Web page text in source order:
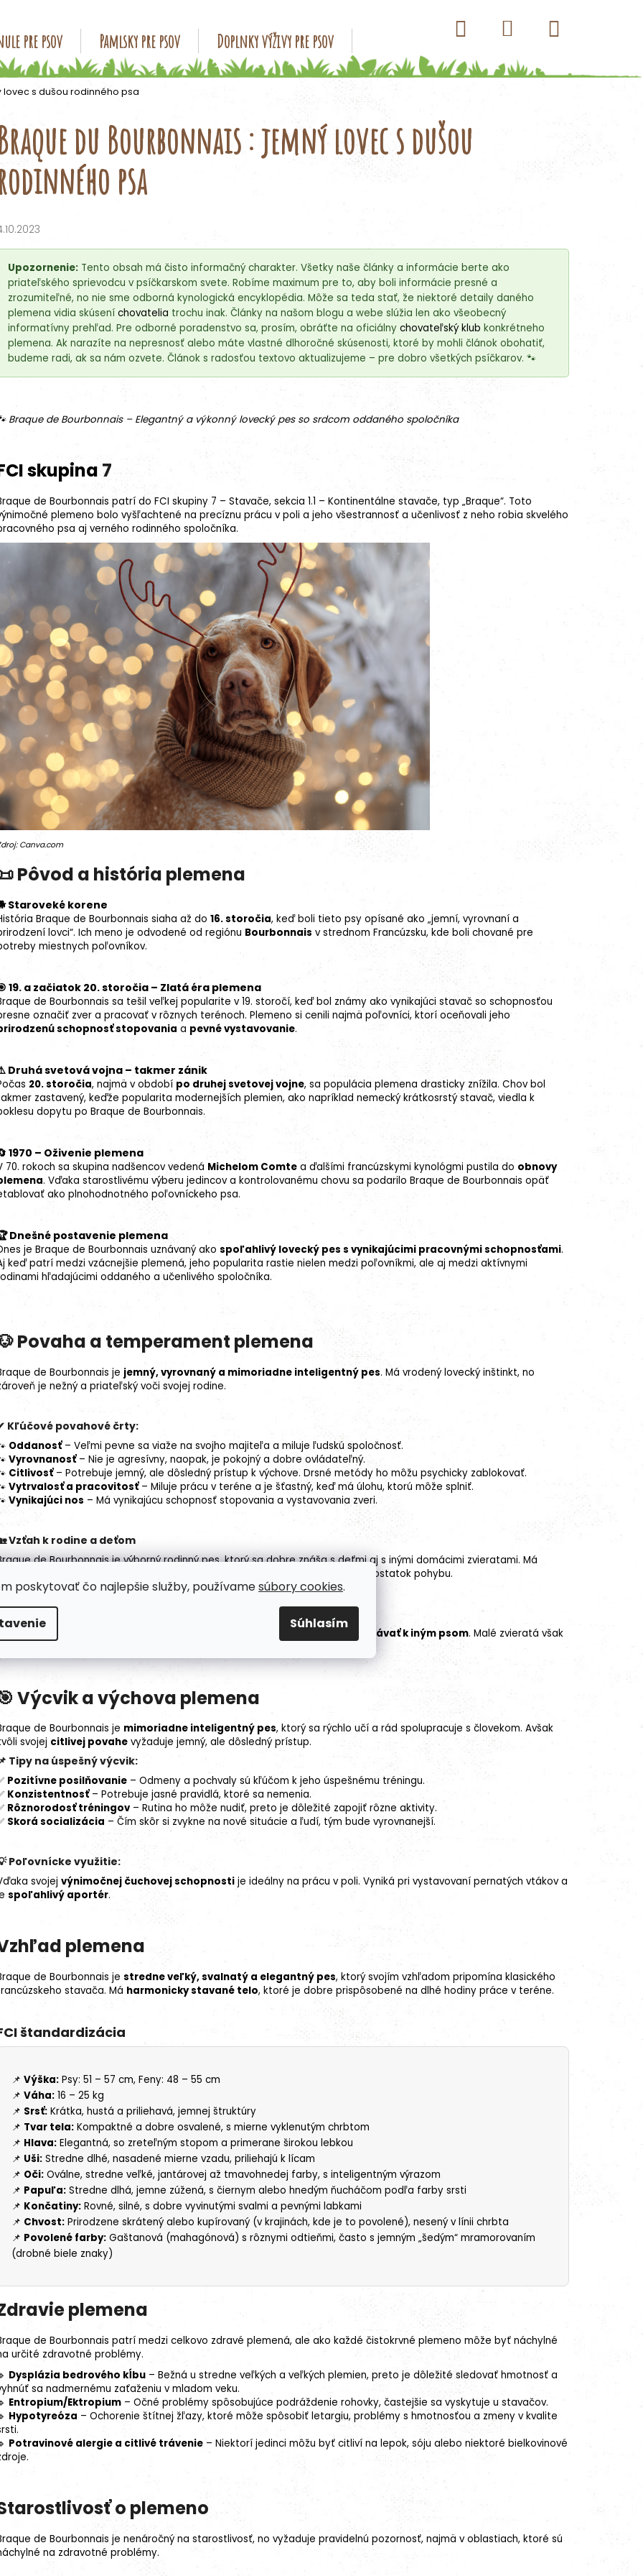
poskytovať čo najlepšie služby, používamesúbory cookies.
Súhlasím
pre psov Pamlsky pre psov Doplnky výživy pre psov Konzervy pre psov Kapsičky pre psov
Hľadať Prihlásenie
košík
lovec s dušou rodinného psa
18kg (2x9kg)
du Bourbonnais : jemný lovec s dušou
psa
Upozornenie: Tento obsah má čisto informačný charakter. Všetky naše články a informácie berte ako
priateľského sprievodcu v psíčkarskom svete. Robíme maximum pre to, aby boli informácie presné a
zrozumiteľné, no nie sme odborná kynologická encyklopédia. Môže sa teda stať, že niektoré detaily daného
plemena vidia skúsení chovatelia trochu inak. Články na našom blogu a webe slúžia len ako všeobecný
informatívny prehľad. Pre odborné poradenstvo sa, prosím, obráťte na oficiálny chovateľský klub konkrétneho
plemena. Ak narazíte na nepresnosť alebo máte vlastné dlhoročné skúsenosti, ktoré by mohli článok obohatiť,
budeme radi, ak sa nám ozvete. Článok s radosťou textovo aktualizujeme – pre dobro všetkých psíčkarov. 🐾
Braque de Bourbonnais – Elegantný a výkonný lovecký pes so srdcom oddaného spoločníka
skupina 7
de Bourbonnais patrí do FCI skupiny 7 – Stavače, sekcia 1.1 – Kontinentálne stavače, typ „Braque“. Toto
plemeno bolo vyšľachtené na precíznu prácu v poli a jeho všestrannosť a učenlivosť z neho robia skvelého
psa aj verného rodinného spoločníka.
Canva.com
Pôvod a história plemena
Staroveké korene
Braque de Bourbonnais siaha až do 16. storočia, keď boli tieto psy opísané ako „jemní, vyrovnaní a
lovci“. Ich meno je odvodené od regiónu Bourbonnais v strednom Francúzsku, kde boli chované pre
miestnych poľovníkov.
19. a začiatok 20. storočia – Zlatá éra plemena
de Bourbonnais sa tešil veľkej popularite v 19. storočí, keď bol známy ako vynikajúci stavač so schopnosťou
označiť zver a pracovať v rôznych terénoch. Plemeno si cenili najmä poľovníci, ktorí oceňovali jeho
schopnosť stopovania a pevné vystavovanie.
Druhá svetová vojna – takmer zánik
20. storočia, najmä v období po druhej svetovej vojne, sa populácia plemena drasticky znížila. Chov bol
zastavený, keďže popularita modernejších plemien, ako napríklad nemecký krátkosrstý stavač, viedla k
dopytu po Braque de Bourbonnais.
1970 – Oživenie plemena
70. rokoch sa skupina nadšencov vedená Michelom Comte a ďalšími francúzskymi kynológmi pustila do obnovy
. Vďaka starostlivému výberu jedincov a kontrolovanému chovu sa podarilo Braque de Bourbonnais opäť
ako plnohodnotného poľovníckeho psa.
Dnešné postavenie plemena
je Braque de Bourbonnais uznávaný ako spoľahlivý lovecký pes s vynikajúcimi pracovnými schopnosťami.
keď patrí medzi vzácnejšie plemená, jeho popularita rastie nielen medzi poľovníkmi, ale aj medzi aktívnymi
hľadajúcimi oddaného a učenlivého spoločníka.
Povaha a temperament plemena
de Bourbonnais je jemný, vyrovnaný a mimoriadne inteligentný pes. Má vrodený lovecký inštinkt, no
je nežný a priateľský voči svojej rodine.
Kľúčové povahové črty:
Oddanosť– Veľmi pevne sa viaže na svojho majiteľa a miluje ľudskú spoločnosť.
Vyrovnanosť– Nie je agresívny, naopak, je pokojný a dobre ovládateľný.
Citlivosť– Potrebuje jemný, ale dôsledný prístup k výchove. Drsné metódy ho môžu psychicky zablokovať.
Vytrvalosť a pracovitosť– Miluje prácu v teréne a je šťastný, keď má úlohu, ktorú môže splniť.
Vynikajúci nos – Má vynikajúcu schopnosť stopovania a vystavovania zveri.
Vzťah k rodine a deťom
de Bourbonnais je výborný rodinný pes, ktorý sa dobre znáša s deťmi aj s inými domácimi zvieratami. Má
a dokáže sa skvele prispôsobiť rodinnému životu, pokiaľ má dostatok pohybu.
Vzťah k iným psom a zvieratám
priateľsky správať k iným psom. Malé zvieratá však
Výcvik a výchova plemena
de Bourbonnais je mimoriadne inteligentný pes, ktorý sa rýchlo učí a rád spolupracuje s človekom. Avšak
svojej citlivej povahe vyžaduje jemný, ale dôsledný prístup.
Tipy na úspešný výcvik:
Pozitívne posilňovanie – Odmeny a pochvaly sú kľúčom k jeho úspešnému tréningu.
Konzistentnosť– Potrebuje jasné pravidlá, ktoré sa nemenia.
Rôznorodosť tréningov – Rutina ho môže nudiť, preto je dôležité zapojiť rôzne aktivity.
Skorá socializácia – Čím skôr si zvykne na nové situácie a ľudí, tým bude vyrovnanejší.
Poľovnícke využitie:
svojej výnimočnej čuchovej schopnosti je ideálny na prácu v poli. Vyniká pri vystavovaní pernatých vtákov a
spoľahlivý aportér.
plemena
de Bourbonnais je stredne veľký, svalnatý a elegantný pes, ktorý svojím vzhľadom pripomína klasického
stavača. Má harmonicky stavané telo, ktoré je dobre prispôsobené na dlhé hodiny práce v teréne.
štandardizácia
📌 Výška: Psy: 51 – 57 cm, Feny: 48 – 55 cm
📌 Váha: 16 – 25 kg
📌 Srsť: Krátka, hustá a priliehavá, jemnej štruktúry
📌 Tvar tela: Kompaktné a dobre osvalené, s mierne vyklenutým chrbtom
📌 Hlava: Elegantná, so zreteľným stopom a primerane širokou lebkou
📌 Uši: Stredne dlhé, nasadené mierne vzadu, priliehajú k lícam
📌 Oči: Oválne, stredne veľké, jantárovej až tmavohnedej farby, s inteligentným výrazom
📌 Papuľa: Stredne dlhá, jemne zúžená, s čiernym alebo hnedým ňucháčom podľa farby srsti
📌 Končatiny: Rovné, silné, s dobre vyvinutými svalmi a pevnými labkami
📌 Chvost: Prirodzene skrátený alebo kupírovaný (v krajinách, kde je to povolené), nesený v línii chrbta
📌 Povolené farby: Gaštanová (mahagónová) s rôznymi odtieňmi, často s jemným „šedým“ mramorovaním
(drobné biele znaky)
plemena
de Bourbonnais patrí medzi celkovo zdravé plemená, ale ako každé čistokrvné plemeno môže byť náchylné
určité zdravotné problémy.
Dysplázia bedrového kĺbu – Bežná u stredne veľkých a veľkých plemien, preto je dôležité sledovať hmotnosť a
sa nadmernému zaťaženiu v mladom veku.
Entropium/Ektropium – Očné problémy spôsobujúce podráždenie rohovky, častejšie sa vyskytuje u stavačov.
Hypotyreóza – Ochorenie štítnej žľazy, ktoré môže spôsobiť letargiu, problémy s hmotnosťou a zmeny v kvalite
Potravinové alergie a citlivé trávenie – Niektorí jedinci môžu byť citliví na lepok, sóju alebo niektoré bielkovinové
o plemeno
de Bourbonnais je nenáročný na starostlivosť, no vyžaduje pravidelnú pozornosť, najmä v oblastiach, ktoré sú
na zdravotné problémy.
Čo potrebujete nájsť?
HĽADAŤ
Odporúčame